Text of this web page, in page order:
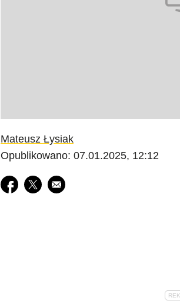
Mateusz Łysiak
Opublikowano: 07.01.2025, 12:12
Udostępnij na facebook
Udostępnij na twitter
E-mail do przyjaciela